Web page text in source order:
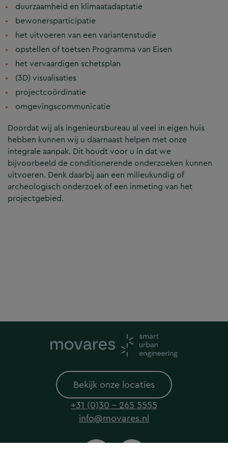
duurzaamheid en klimaatadaptatie
bewonersparticipatie
het uitvoeren van een variantenstudie
opstellen of toetsen Programma van Eisen
het vervaardigen schetsplan
(3D) visualisaties
projectcoördinatie
omgevingscommunicatie
Doordat wij als ingenieursbureau al veel in eigen huis
hebben kunnen wij u daarnaast helpen met onze
integrale aanpak. Dit houdt voor u in dat we
bijvoorbeeld de conditionerende onderzoeken kunnen
uitvoeren. Denk daarbij aan een milieukundig of
archeologisch onderzoek of een inmeting van het
projectgebied.
Bekijk onze locaties
+31 (0)30 - 265 5555
info@movares.nl